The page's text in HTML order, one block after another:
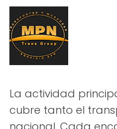
La actividad
cubre tanto el